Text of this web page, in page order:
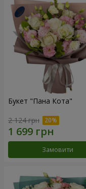
Букет "Пана Кота"
2 124 грн
Замовити